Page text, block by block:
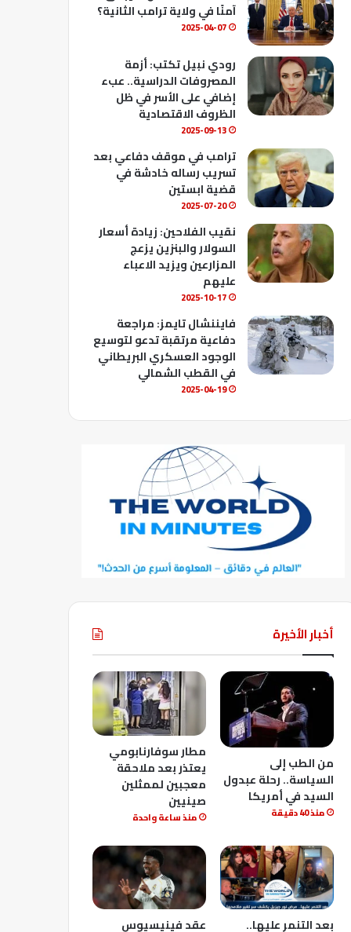
b
e
آمنًا في ولاية ترامب الثانية؟
2025-04-07
رودي نبيل تكتب: أزمة
المصروفات الدراسية.. عبء
إضافي على الأسر في ظل
الظروف الاقتصادية
2025-09-13
ترامب في موقف دفاعي بعد
تسريب رساله خادشة في
قضية ابستين
2025-07-20
نقيب الفلاحين: زيادة أسعار
السولار والبنزين يزعج
المزارعين ويزيد الاعباء
عليهم
2025-10-17
فايننشال تايمز: مراجعة
دفاعية مرتقبة تدعو لتوسيع
الوجود العسكري البريطاني
في القطب الشمالي
2025-04-19
أخبار الأخيرة
من الطب إلى
السياسة.. رحلة عبدول
السيد في أمريكا
منذ 40 دقيقة
مطار سوفارنابومي
يعتذر بعد ملاحقة
معجبين لممثلين
صينيين
منذ ساعة واحدة
بعد التنمر عليها..
عقد فينيسيوس